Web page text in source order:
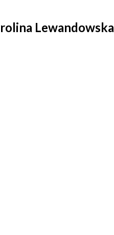
Lewandowska